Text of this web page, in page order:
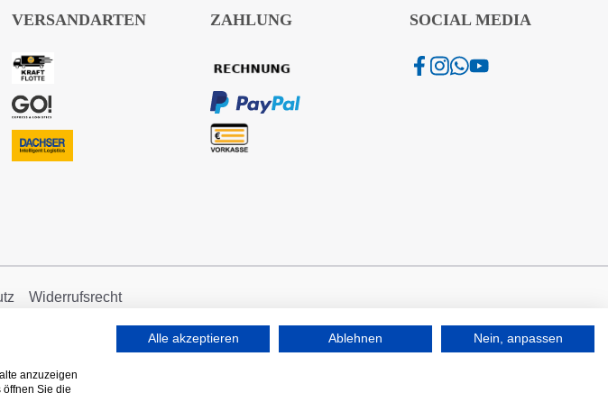
VERSANDARTEN ZAHLUNG SOCIAL MEDIA
Widerrufsrecht
anzuzeigen
Sie die
Alle akzeptieren Ablehnen Nein, anpassen